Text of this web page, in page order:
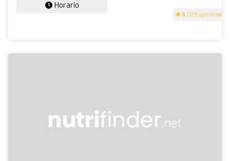
5 (129 opiniones)
Horario